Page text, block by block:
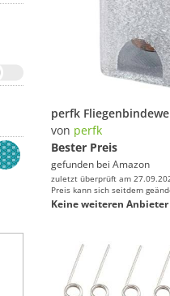
von perfk
Bester Preis
gefunden bei Amazon
zuletzt überprüft am
Preis kann sich seitdem
Keine weiteren Anbieter